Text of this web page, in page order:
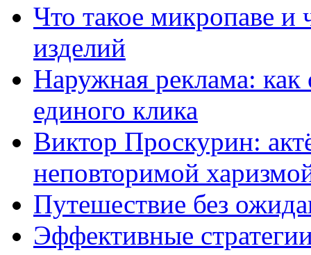
Что такое микропаве
изделий
Наружная реклама: как
единого клика
Виктор Проскурин:
неповторимой
Путешествие без
Эффективные